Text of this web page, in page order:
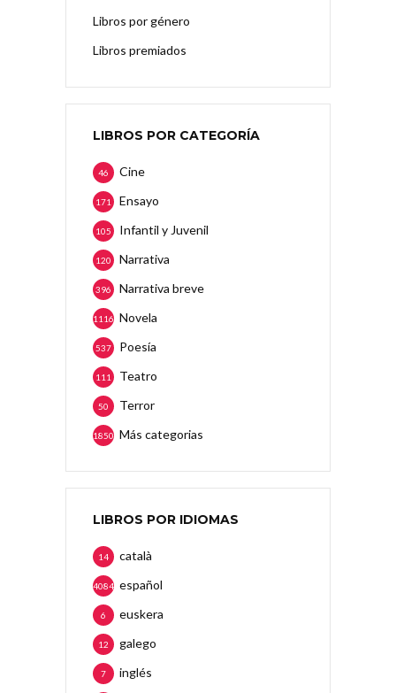
Libros por género
Libros premiados
LIBROS POR CATEGORÍA
Cine
46
Ensayo
171
Infantil y Juvenil
105
Narrativa
120
Narrativa breve
396
Novela
1116
Poesía
537
Teatro
111
Terror
50
Más categorias
1850
LIBROS POR IDIOMAS
català
14
español
4084
euskera
6
galego
12
inglés
7